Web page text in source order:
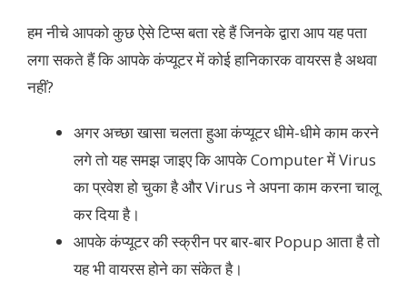
हम नीचे आपको कुछ ऐसे टिप्स बता रहे हैं जिनके द्वारा आप यह पता
लगा सकते हैं कि आपके कंप्यूटर में कोई हानिकारक वायरस है अथवा
नहीं?
अगर अच्छा खासा चलता हुआ कंप्यूटर धीमे-धीमे काम करने
लगे तो यह समझ जाइए कि आपके Computer में Virus
का प्रवेश हो चुका है और Virus ने अपना काम करना चालू
कर दिया है।
आपके कंप्यूटर की स्क्रीन पर बार-बार Popup आता है तो
यह भी वायरस होने का संकेत है।